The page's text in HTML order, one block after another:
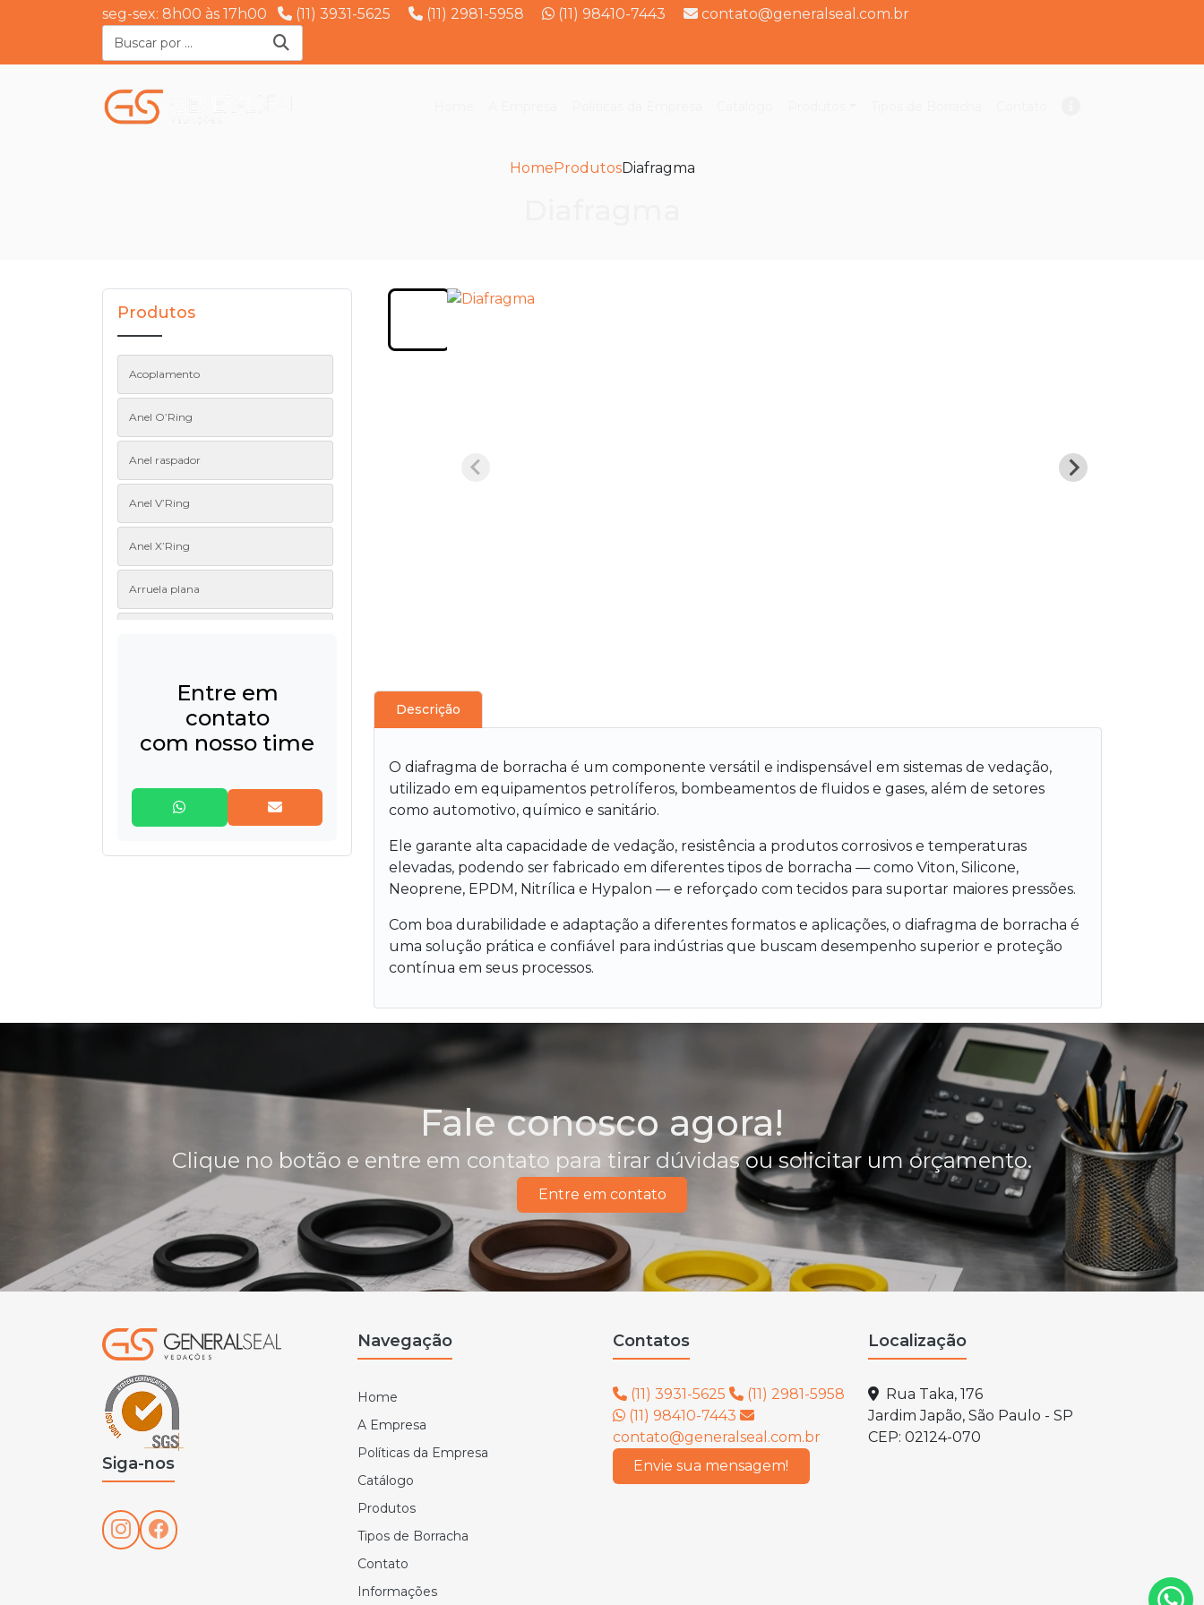
seg-sex: 8h00 às 17h00 (11) 3931-5625 (11) 2981-5958 (11) 98410-7443 contato@generalseal.com.br
HomeProdutosDiafragma
Descrição
O diafragma de borracha é um componente versátil e indispensável em sistemas de vedação,
utilizado em equipamentos petrolíferos, bombeamentos de fluidos e gases, além de setores
como automotivo, químico e sanitário.
Ele garante alta capacidade de vedação, resistência a produtos corrosivos e temperaturas
elevadas, podendo ser fabricado em diferentes tipos de borracha — como Viton, Silicone,
Neoprene, EPDM, Nitrílica e Hypalon — e reforçado com tecidos para suportar maiores pressões.
Com boa durabilidade e adaptação a diferentes formatos e aplicações, o diafragma de borracha é
uma solução prática e confiável para indústrias que buscam desempenho superior e proteção
contínua em seus processos.
Produtos
Acoplamento
Anel O’Ring
Anel raspador
Anel V’Ring
Anel X’Ring
Arruela plana
Jogo de gaxeta - Chevron
Entre em
contato
com nosso time
Fale conosco agora!
Clique no botão e entre em contato para tirar dúvidas ou solicitar um orçamento.
Entre em contato
Siga-nos
Navegação
Home
A Empresa
Políticas da Empresa
Catálogo
Produtos
Tipos de Borracha
Contato
Informações
Contatos
(11) 3931-5625
(11) 2981-5958
(11) 98410-7443
contato@generalseal.com.br
Envie sua mensagem!
Localização
Rua Taka, 176
Jardim Japão, São Paulo - SP
CEP: 02124-070